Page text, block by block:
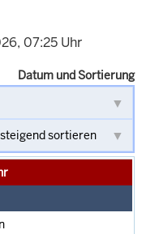
07:25 Uhr
Datum und Sortierung